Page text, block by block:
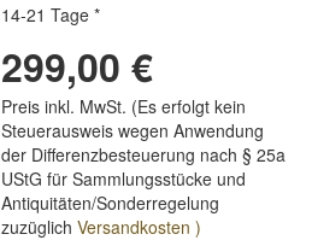
14-21 Tage *
299,00 €
Preis inkl. MwSt. (Es erfolgt kein
Steuerausweis wegen Anwendung
der Differenzbesteuerung nach § 25a
UStG für Sammlungsstücke und
Antiquitäten/Sonderregelung
zuzüglichVersandkosten )